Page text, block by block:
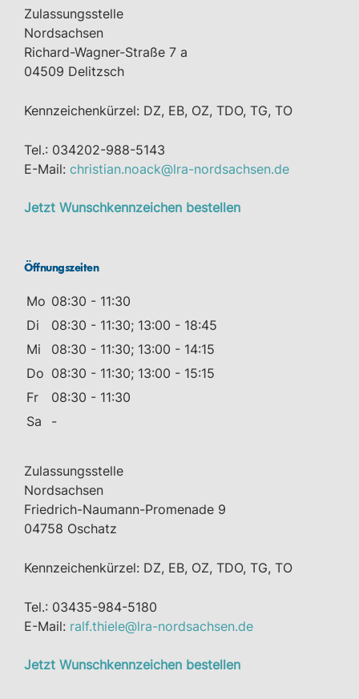
Zulassungsstelle
Nordsachsen
Richard-Wagner-Straße 7 a
04509 Delitzsch
Kennzeichenkürzel: DZ, EB, OZ, TDO, TG, TO
Tel.: 034202-988-5143
E-Mail: christian.noack@lra-nordsachsen.de
Jetzt Wunschkennzeichen bestellen
Öffnungszeiten
Mo 08:30 - 11:30
Di
08:30 - 11:30; 13:00 - 18:45
Mi
08:30 - 11:30; 13:00 - 14:15
Do 08:30 - 11:30; 13:00 - 15:15
Fr
08:30 - 11:30
Sa
-
Zulassungsstelle
Nordsachsen
Friedrich-Naumann-Promenade 9
04758 Oschatz
Kennzeichenkürzel: DZ, EB, OZ, TDO, TG, TO
Tel.: 03435-984-5180
E-Mail: ralf.thiele@lra-nordsachsen.de
Jetzt Wunschkennzeichen bestellen